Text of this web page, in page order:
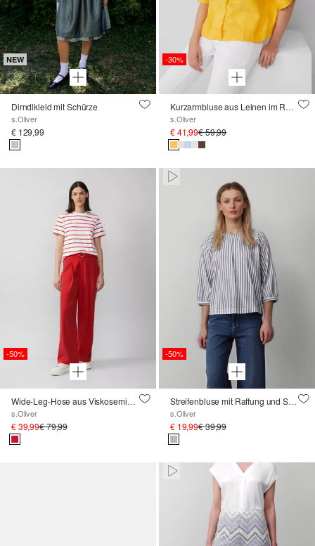
NEW
Dirndlkleid mit Schürze
s.Oliver
€ 129,99
-30%
Kurzarmbluse aus Leinen im Relaxed Fit
s.Oliver
€ 41,99€ 59,99
-50%
Wide-Leg-Hose aus Viskosemix mit Stoffgürtel
s.Oliver
€ 39,99€ 79,99
Paused • Muted
-50%
Streifenbluse mit Raffung und Schleife
s.Oliver
€ 19,99€ 39,99
Paused • Muted